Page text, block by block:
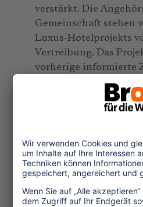
verstärkt. Die
Gemeinschaft stehen
Luxus-Hotelprojekts
Vertreibung. Das
vorherige informierte
Macia Blazquez
präsentierte die
Inselgruppe, wo
Tourismus
führt. Im Laufe der